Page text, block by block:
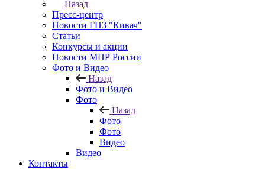
Назад
Пресс-центр
Новости ГПЗ "Кивач"
Статьи
Конкурсы и акции
Новости МПР России
Фото и Видео
Назад
Фото и Видео
Фото
Назад
Фото
Фото
Видео
Видео
Контакты